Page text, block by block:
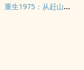
重生1975：从赶山开始带全家暴富